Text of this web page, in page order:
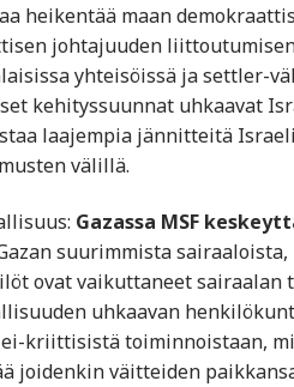
heikentää maan
johtajuuden
yhteisöissä ja settler-
kehityssuunnat uhkaavat
laajempia jännitteitä
välillä.
Gazassa MSF
suurimmista
ovat vaikuttaneet
uhkaavan
kriittisistä toiminnoistaan,
joidenkin väitteiden